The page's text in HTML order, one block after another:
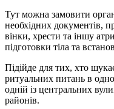
Тут можна замовити
необхідних документів,
вінки, хрести та іншу
підготовки тіла та
Підійде для тих, хто
ритуальних питань в
одній із центральних
районів.